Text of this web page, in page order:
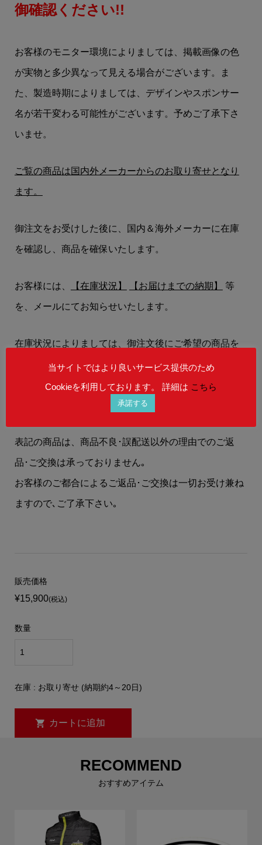
御確認ください!!
お客様のモニター環境によりましては、掲載画像の色
が実物と多少異なって見える場合がございます。ま
た、製造時期によりましては、デザインやスポンサー
名が若干変わる可能性がございます。予めご了承下さ
いませ。
ご覧の商品は国内外メーカーからのお取り寄せとなり
ます。
御注文をお受けした後に、国内＆海外メーカーに在庫
を確認し、商品を確保いたします。
お客様には、 【在庫状況】 【お届けまでの納期】 等
を、メールにてお知らせいたします。
在庫状況によりましては、御注文後にご希望の商品を
ご用意することができない場合もございます。
予めご理解を賜りますよう、何卒お願い申し上げま
表記の商品は、商品不良･誤配送以外の理由でのご返
品･ご交換は承っておりません｡
お客様のご都合によるご返品･ご交換は一切お受け兼ね
ますので､ご了承下さい｡
販売価格
¥15,900(税込)
数量
在庫 : お取り寄せ (納期約4～20日)
RECOMMEND
おすすめアイテム
当サイトではより良いサービス提供のため
Cookieを利用しております。 詳細は こちら
承諾する